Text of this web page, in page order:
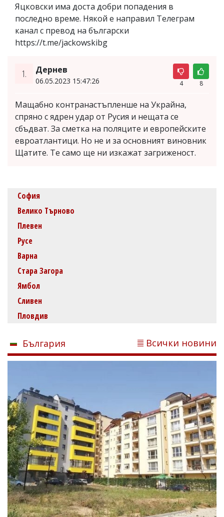
Яцковски има доста добри попадения в
последно време. Някой е направил Телеграм
канал с превод на български
https://t.me/jackowskibg
1. Дернев
06.05.2023 15:47:26 4 8
Мащабно контранастъпленше на Украйна,
спряно с ядрен удар от Русия и нещата се
сбъдват. За сметка на поляците и европейските
евроатлантици. Но не и за основният виновник
Щатите. Те само ще ни изкажат загриженост.
София
Велико Търново
Плевен
Русе
Варна
Стара Загора
Ямбол
Сливен
Пловдив
България Всички новини